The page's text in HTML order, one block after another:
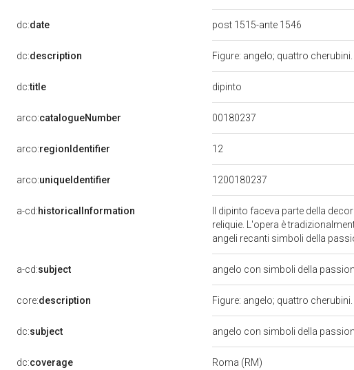
dc:date post 1515-ante 1546
dc:description Figure: angelo; quattro
dc:title dipinto
arco:catalogueNumber 00180237
arco:regionIdentifier 12
arco:uniqueIdentifier 1200180237
a-cd:historicalInformation
Il dipinto faceva parte della
reliquie. L'opera è
angeli recanti simboli della
a-cd:subject angelo con simboli della
core:description Figure: angelo; quattro
dc:subject angelo con simboli della
dc:coverage Roma (RM)